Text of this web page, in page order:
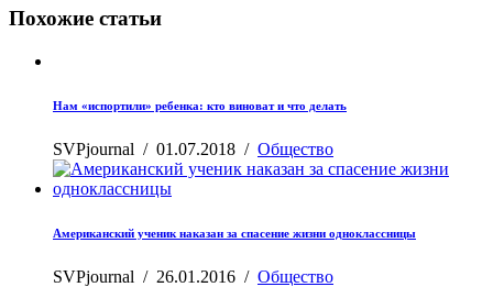
Похожие статьи
Нам «испортили» ребенка: кто виноват и что делать
SVPjournal / 01.07.2018 / Общество
Американский ученик наказан за спасение жизни одноклассницы
SVPjournal / 26.01.2016 / Общество